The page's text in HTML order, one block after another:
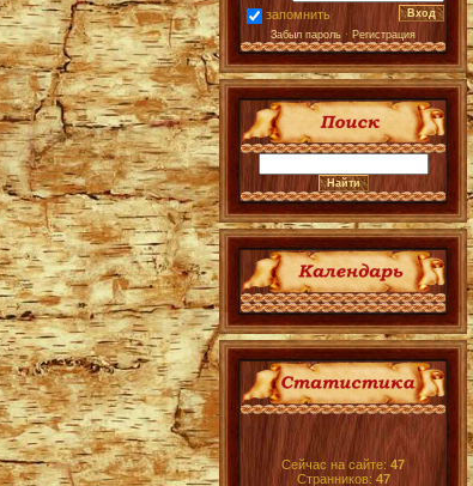
запомнить
Забыл пароль · Регистрация
Сейчас на сайте: 47
Странников: 47